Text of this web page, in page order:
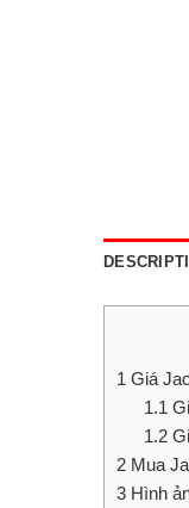
1 Giá
1.1
1.2
2 Mua
3 Hình